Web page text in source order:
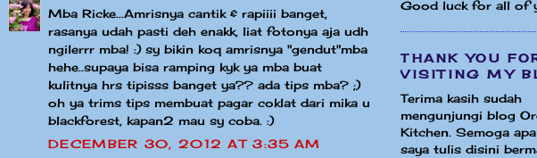
Mba Ricke...Amrisnya cantik & rapiiii banget,
rasanya udah pasti deh enakk, liat fotonya aja udh
ngilerrr mba! :) sy bikin koq amrisnya "gendut"mba
hehe..supaya bisa ramping kyk ya mba buat
kulitnya hrs tipisss banget ya?? ada tips mba? ;)
oh ya trims tips membuat pagar coklat dari mika u
blackforest, kapan2 mau sy coba. :)
DECEMBER 30, 2012 AT 3:35 AM
Good luck for all of
THANK YOU
VISITING MY
Terima kasih sudah
mengunjungi blog
Kitchen. Semoga
saya tulis disini